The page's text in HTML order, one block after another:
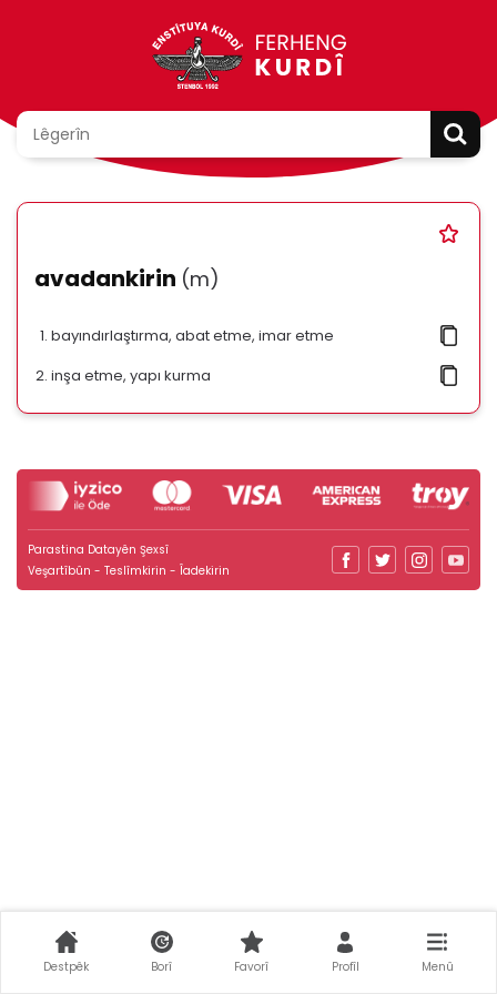
avadankirin (m)
bayındırlaştırma, abat etme, imar etme
inşa etme, yapı kurma
Parastina Datayên Şexsî
Veşartîbûn - Teslîmkirin - Îadekirin
Destpêk Borî Favorî Profîl Menû